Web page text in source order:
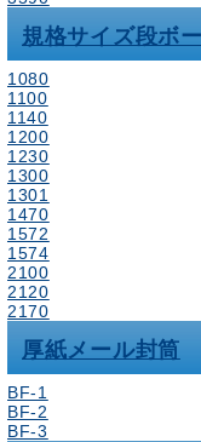
規格サイズ段ボ
1080
1100
1140
1200
1230
1300
1301
1470
1572
1574
2100
2120
2170
厚紙メール封筒
BF-1
BF-2
BF-3